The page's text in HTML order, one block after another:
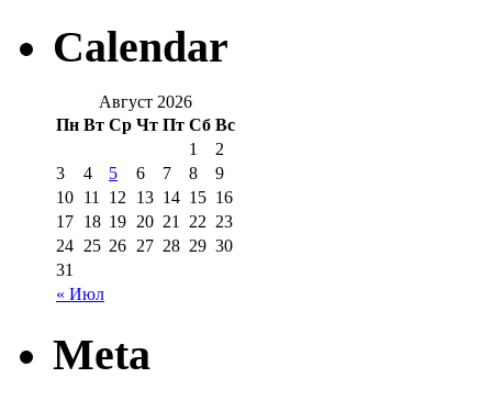
Calendar
Август 2026
Пн Вт Ср Чт Пт Сб Вс
« Июл
1
2
3
4 5 6 7 8
9
10 11 12 13 14 15 16
17 18 19 20 21 22 23
24 25 26 27 28 29 30
31
Meta